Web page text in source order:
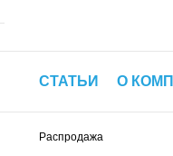
СТАТЬИ О
Распродажа